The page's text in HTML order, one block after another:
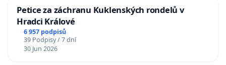
Petice za záchranu Kuklenských rondelů v
Hradci Králové
6 957 podpisů
39 Podpisy / 7 dní
30 Jun 2026